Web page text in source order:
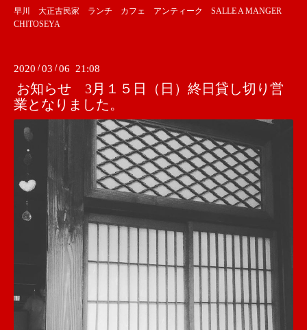
早川 大正古民家 ランチ カフェ アンティーク SALLE A MANGER
CHITOSEYA
2020 /03 /06 21:08
お知らせ 3月１５日（日）終日貸し切り営
業となりました。